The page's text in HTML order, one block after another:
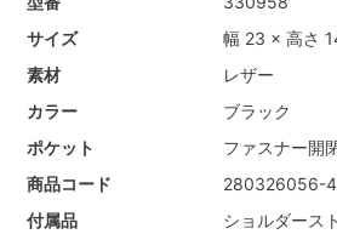
サイズ
幅 23 × 高さ
素材
レザー
カラー
ブラック
ポケット
ファスナー開
商品コード
280326056-
付属品
ショルダース